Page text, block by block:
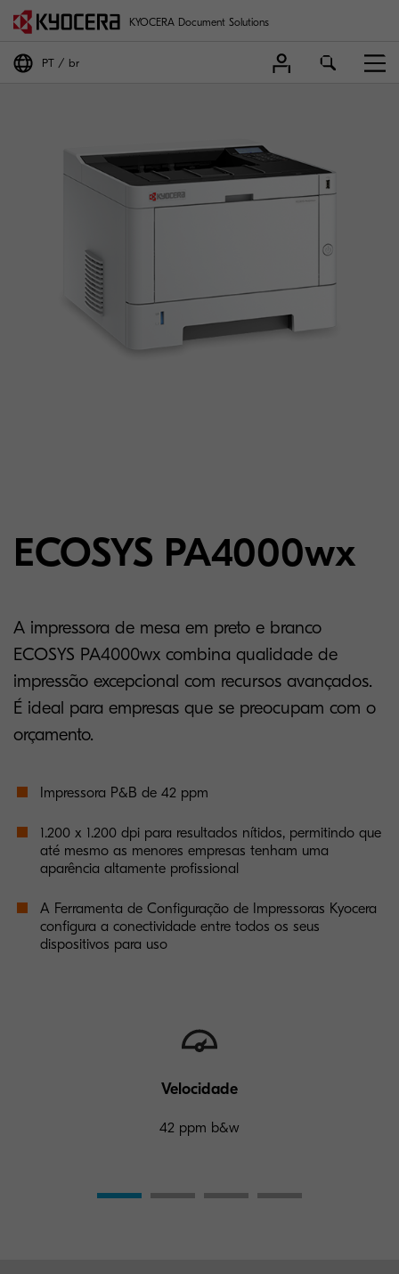
KYOCERA Document Solutions
PT br
ECOSYS PA4000wx
A impressora de mesa em preto e branco
ECOSYS PA4000wx combina qualidade de
impressão excepcional com recursos avançados.
É ideal para empresas que se preocupam com o
orçamento.
Impressora P&B de 42 ppm
1.200 x 1.200 dpi para resultados nítidos, permitindo que
até mesmo as menores empresas tenham uma
aparência altamente profissional
A Ferramenta de Configuração de Impressoras Kyocera
configura a conectividade entre todos os seus
dispositivos para uso
Velocidade
42 ppm b&w